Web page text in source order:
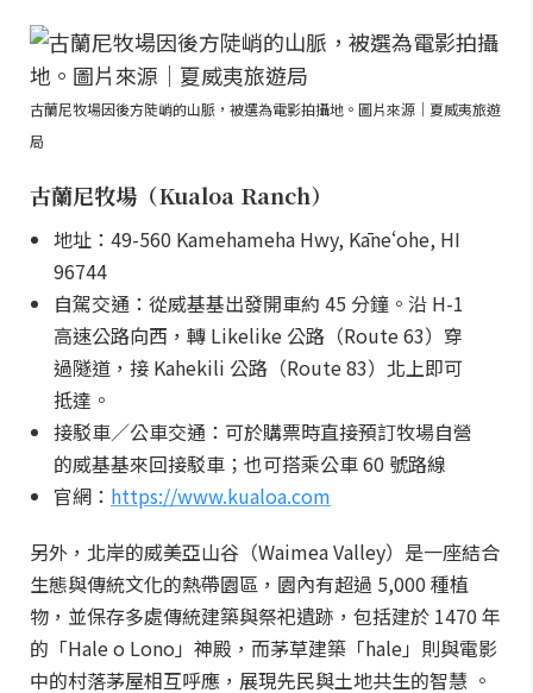
古蘭尼牧場因後方陡峭的山脈，被選為電影拍攝地。圖片來源｜夏威夷旅遊
局
古蘭尼牧場（Kualoa Ranch）
地址：49-560 Kamehameha Hwy, Kāneʻohe, HI
96744
自駕交通：從威基基出發開車約 45 分鐘。沿 H-1
高速公路向西，轉 Likelike 公路（Route 63）穿
過隧道，接 Kahekili 公路（Route 83）北上即可
抵達。
接駁車／公車交通：可於購票時直接預訂牧場自營
的威基基來回接駁車；也可搭乘公車 60 號路線
官網： https://www.kualoa.com
另外，北岸的威美亞山谷（Waimea Valley）是一座結合
生態與傳統文化的熱帶園區，園內有超過 5,000 種植
物，並保存多處傳統建築與祭祀遺跡，包括建於 1470 年
的「Hale o Lono」神殿，而茅草建築「hale」則與電影
中的村落茅屋相互呼應，展現先民與土地共生的智慧 。